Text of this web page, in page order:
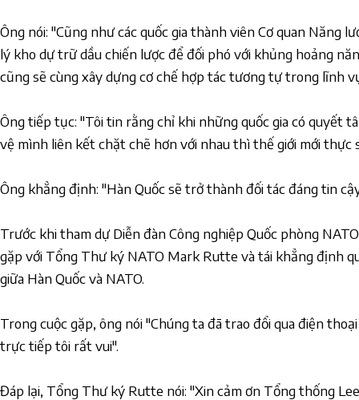
Ông nói: "Cũng như các quốc gia thành viên Cơ quan Năng
lý kho dự trữ dầu chiến lược để đối phó với khủng hoảng
cũng sẽ cùng xây dựng cơ chế hợp tác tương tự trong lĩnh
Ông tiếp tục: "Tôi tin rằng chỉ khi những quốc gia có quyết
vệ mình liên kết chặt chẽ hơn với nhau thì thế giới mới thực
Ông khẳng định: "Hàn Quốc sẽ trở thành đối tác đáng tin
Trước khi tham dự Diễn đàn Công nghiệp Quốc phòng
gặp với Tổng Thư ký NATO Mark Rutte và tái khẳng định
giữa Hàn Quốc và NATO.
Trong cuộc gặp, ông nói "Chúng ta đã trao đổi qua điện
trực tiếp tôi rất vui".
Đáp lại, Tổng Thư ký Rutte nói: "Xin cảm ơn Tổng thống